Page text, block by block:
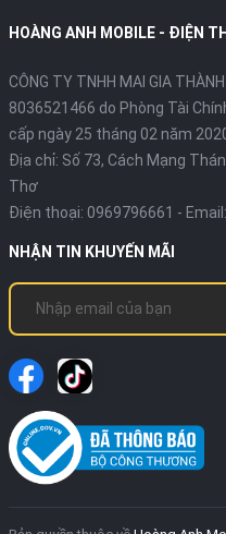
HOÀNG ANH MOBILE - ĐIỆN
CÔNG TY TNHH MAI GIA THÀNH
8036521466 do Phòng Tài
cấp ngày 25 tháng 02 năm
Địa chỉ: Số 73, Cách Mạng
Thơ
Điện thoại: 0969796661 - Email:
NHẬN TIN KHUYẾN MÃI